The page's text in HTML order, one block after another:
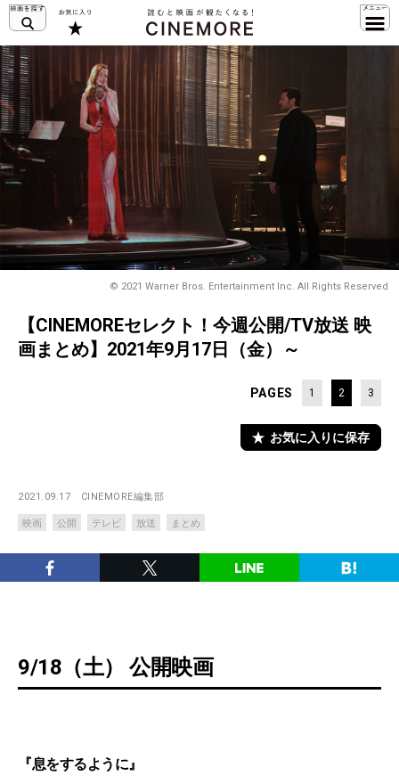
© 2021 Warner Bros. Entertainment Inc. All Rights Reserved
【CINEMOREセレクト！今週公開/TV放送 映
画まとめ】2021年9月17日（金）～
PAGES 1 2 3
お気に入りに保存
2021.09.17 CINEMORE編集部
映画 公開 テレビ 放送 まとめ
9/18（土） 公開映画
『息をするように』